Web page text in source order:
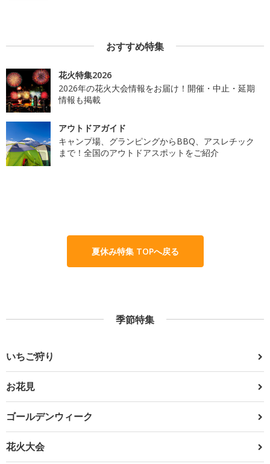
おすすめ特集
花火特集2026
2026年の花火大会情報をお届け！開催・中止・延期
情報も掲載
アウトドアガイド
キャンプ場、グランピングからBBQ、アスレチック
まで！全国のアウトドアスポットをご紹介
夏休み特集 TOPへ戻る
季節特集
いちご狩り
お花見
ゴールデンウィーク
花火大会